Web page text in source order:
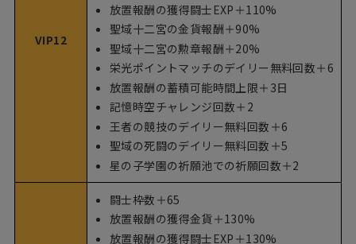
VIP12
放置報酬の獲得闘士EXP＋110%
聖域十二宮の金貨報酬＋90%
聖域十二宮の勲章報酬＋20%
栄光ポイントマッチのデイリー無料回数＋6
放置報酬の蓄積可能時間上限＋3日
記憶時空チャレンジ回数＋2
王者の競技のデイリー無料回数＋6
聖域の死闘のデイリー無料回数＋5
星の子学園の祈願池での祈願回数＋2
闘士枠数＋65
放置報酬の獲得金貨＋130%
放置報酬の獲得闘士EXP＋130%